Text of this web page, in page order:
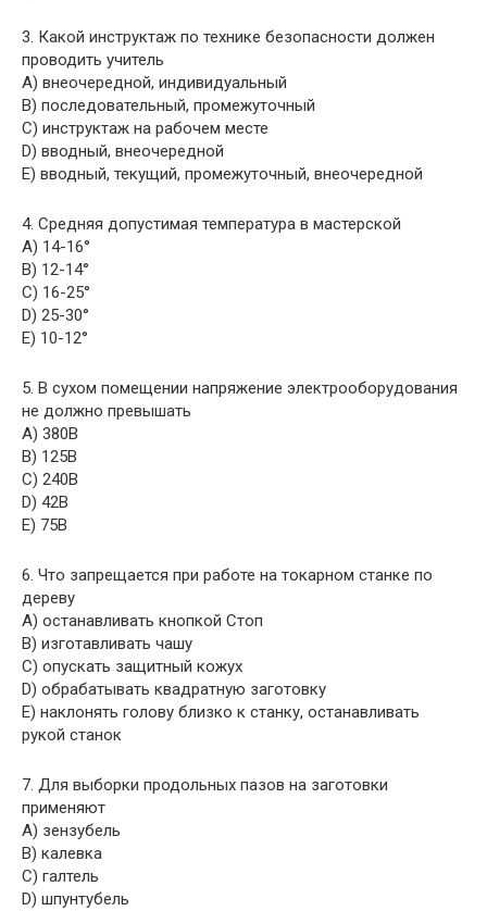
3. Какой инструктаж по технике безопасности должен
проводить учитель
A) внеочередной, индивидуальный
B) последовательный, промежуточный
C) инструктаж на рабочем месте
D) вводный, внеочередной
E) вводный, текущий, промежуточный, внеочередной
4. Средняя допустимая температура в мастерской
A) 14-16°
B) 12-14°
C) 16-25°
D) 25-30°
E) 10-12°
5. В сухом помещении напряжение электрооборудования
не должно превышать
A) 380В
B) 125В
C) 240В
D) 42В
E) 75В
6. Что запрещается при работе на токарном станке по
дереву
A) останавливать кнопкой Стоп
B) изготавливать чашу
C) опускать защитный кожух
D) обрабатывать квадратную заготовку
E) наклонять голову близко к станку, останавливать
рукой станок
7. Для выборки продольных пазов на заготовки
применяют
A) зензубель
B) калевка
C) галтель
D) шпунтубель